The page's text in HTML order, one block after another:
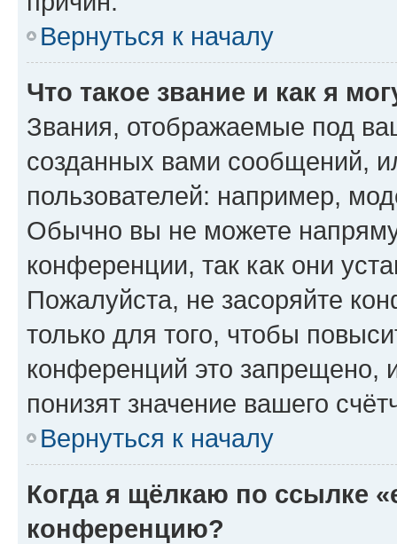
Вернуться к началу
Что такое звание и как я
Звания, отображаемые под
созданных вами сообщений,
пользователей: например,
Обычно вы не можете
конференции, так как они
Пожалуйста, не засоряйте
только для того, чтобы
конференций это запрещено,
понизят значение вашего
Вернуться к началу
Когда я щёлкаю по ссылке
конференцию?